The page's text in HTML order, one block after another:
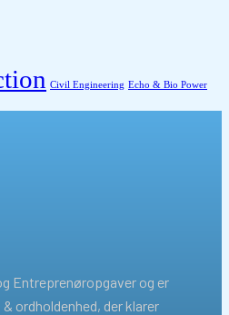
Civil Engineering Echo & Bio Power
Entreprenøropgaver og er
ordholdenhed, der klarer